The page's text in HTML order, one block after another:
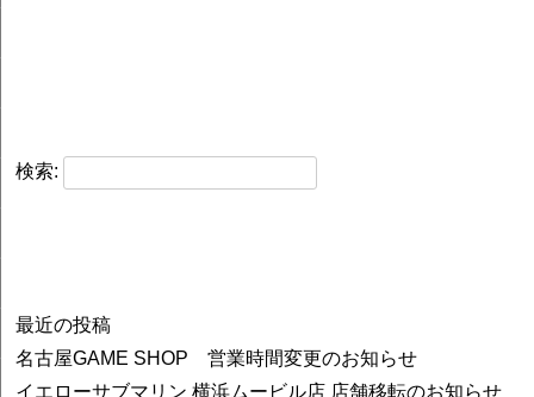
検索:
最近の投稿
名古屋GAME SHOP 営業時間変更のお知らせ
イエローサブマリン 横浜ムービル店 店舗移転のお知らせ